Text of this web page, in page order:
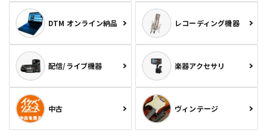
DTM オンライン納品 レコーディング機器
配信/ライブ機器 楽器アクセサリ
中古 ヴィンテージ